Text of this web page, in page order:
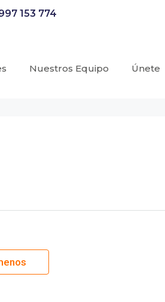
153 774
Nuestros Equipo Únete